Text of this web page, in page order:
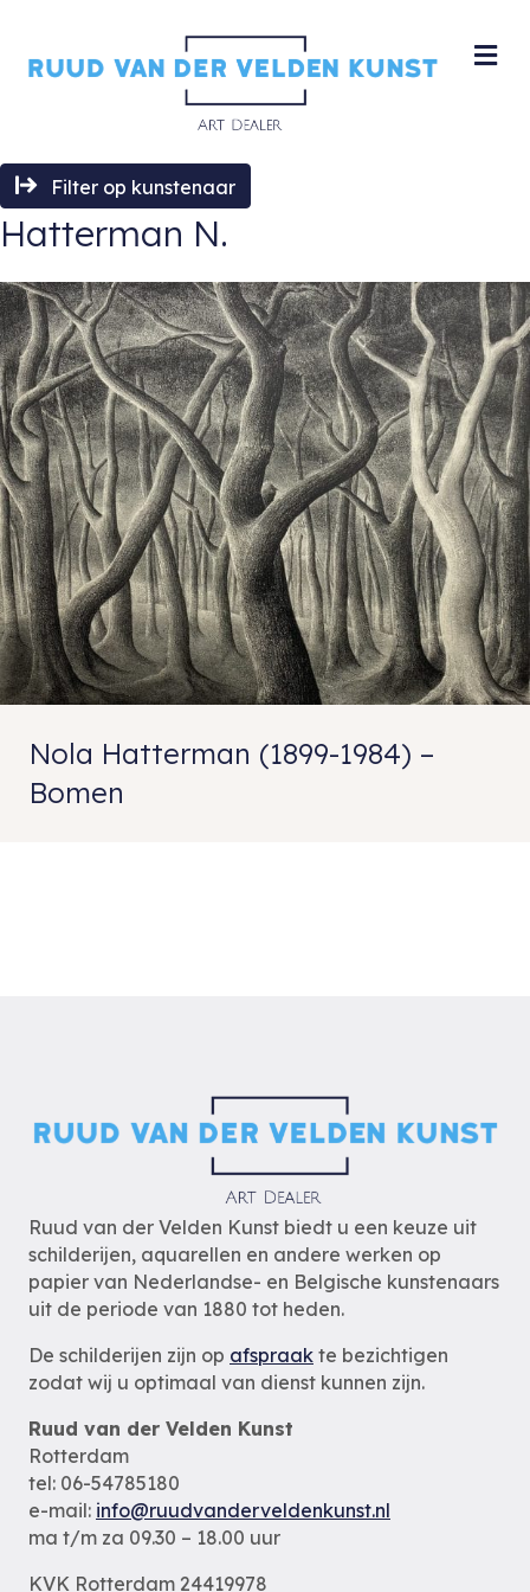
Filter op kunstenaar
Hatterman N.
Nola Hatterman (1899-1984) –
Bomen
Ruud van der Velden Kunst biedt u een keuze uit
schilderijen, aquarellen en andere werken op
papier van Nederlandse- en Belgische kunstenaars
uit de periode van 1880 tot heden.
De schilderijen zijn op afspraak te bezichtigen
zodat wij u optimaal van dienst kunnen zijn.
Ruud van der Velden Kunst
Rotterdam
tel: 06-54785180
e-mail: info@ruudvanderveldenkunst.nl
ma t/m za 09.30 – 18.00 uur
KVK Rotterdam 24419978